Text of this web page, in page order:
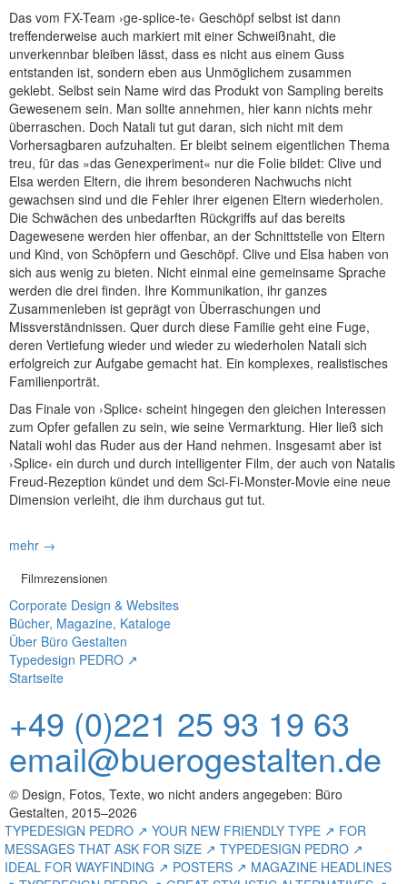
Das vom FX-Team ›ge-splice-te‹ Geschöpf selbst ist dann
treffenderweise auch markiert mit einer Schweißnaht, die
unverkennbar bleiben lässt, dass es nicht aus einem Guss
entstanden ist, sondern eben aus Unmöglichem zusammen
geklebt. Selbst sein Name wird das Produkt von Sampling bereits
Gewesenem sein. Man sollte annehmen, hier kann nichts mehr
überraschen. Doch Natali tut gut daran, sich nicht mit dem
Vorhersagbaren aufzuhalten. Er bleibt seinem eigentlichen Thema
treu, für das »das Genexperiment« nur die Folie bildet: Clive und
Elsa werden Eltern, die ihrem besonderen Nachwuchs nicht
gewachsen sind und die Fehler ihrer eigenen Eltern wiederholen.
Die Schwächen des unbedarften Rückgriffs auf das bereits
Dagewesene werden hier offenbar, an der Schnittstelle von Eltern
und Kind, von Schöpfern und Geschöpf. Clive und Elsa haben von
sich aus wenig zu bieten. Nicht einmal eine gemeinsame Sprache
werden die drei finden. Ihre Kommunikation, ihr ganzes
Zusammenleben ist geprägt von Überraschungen und
Missverständnissen. Quer durch diese Familie geht eine Fuge,
deren Vertiefung wieder und wieder zu wiederholen Natali sich
erfolgreich zur Aufgabe gemacht hat. Ein komplexes, realistisches
Familienporträt.
Das Finale von ›Splice‹ scheint hingegen den gleichen Interessen
zum Opfer gefallen zu sein, wie seine Vermarktung. Hier ließ sich
Natali wohl das Ruder aus der Hand nehmen. Insgesamt aber ist
›Splice‹ ein durch und durch intelligenter Film, der auch von Natalis
Freud-Rezeption kündet und dem Sci-Fi-Monster-Movie eine neue
Dimension verleiht, die ihm durchaus gut tut.
mehr →
Filmrezensionen
Corporate Design & Websites
Bücher, Magazine, Kataloge
Über Büro Gestalten
Typedesign PEDRO ↗
Startseite
+49 (0)221 25 93 19 63
email@buerogestalten.de
© Design, Fotos, Texte, wo nicht anders angegeben: Büro
Gestalten, 2015–2026
TYPEDESIGN PEDRO ↗ YOUR NEW FRIENDLY TYPE ↗ FOR
MESSAGES THAT ASK FOR SIZE ↗ TYPEDESIGN PEDRO ↗
IDEAL FOR WAYFINDING ↗ POSTERS ↗ MAGAZINE HEADLINES